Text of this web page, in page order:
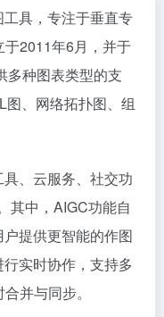
具，专注于垂直专
2011年6月，并于
多种图表类型的支
、网络拓扑图、组
、云服务、社交功
其中，AIGC功能自
提供更智能的作图
实时协作，支持多
并与同步。